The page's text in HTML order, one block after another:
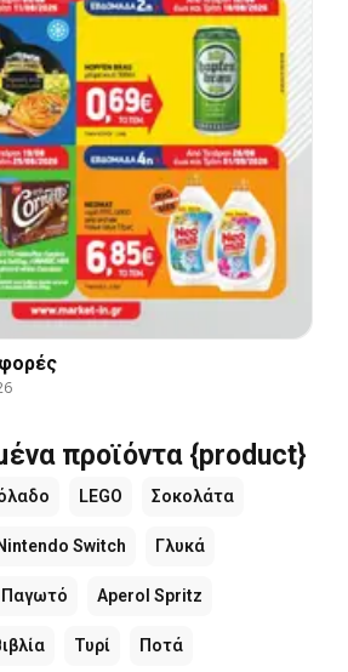
προϊόντα {product}
LEGO Σοκολάτα
Switch Γλυκά
Παγωτό Aperol Spritz
Τυρί Ποτά